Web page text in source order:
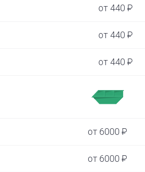
от 440 
от 440 
от 440 
от 6000 
от 6000 